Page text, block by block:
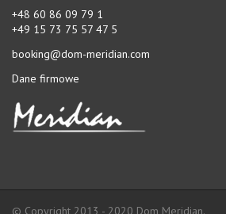
GALERIA
LOKALIZACJA
ZAPYTANIE O REZERWACJE
DANE FIRMOWE
+48 60 86 09 79 1
+49 15 73 75 57 47 5
booking@dom-meridian.com
Dane firmowe
© Copyright 2013 - 2020 Dom Meridian.